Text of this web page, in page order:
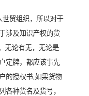
贸组织，所以对于
涉及知识产权的货
无论有无，无论是
定牌，都应该事先
的授权书;如果货物
各种货名及货号，